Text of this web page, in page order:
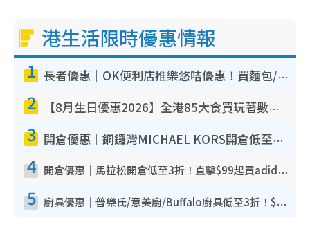
港生活限時優惠情報
1 長者優惠｜OK便利店推樂悠咭優惠！買麵包/牛奶/保健品拍卡即減
2 【8月生日優惠2026】全港85大食買玩著數攻略 自助餐/火鍋放題同行免費＋誠品/DONKI送現金券
3 開倉優惠｜銅鑼灣MICHAEL KORS開倉低至17折！直擊$500起買手袋/銀包/鞋款 必買經典Jet Set系列
4 開倉優惠｜馬拉松開倉低至3折！直擊$99起買adidas／New Balance／Puma鞋款 STANLEY保溫杯劈價至$119起
5 廚具優惠｜普樂氏/意美廚/Buffalo廚具低至3折！$89起買煎鍋／炒鑊／個人鍋 同場小家電激減至$99起